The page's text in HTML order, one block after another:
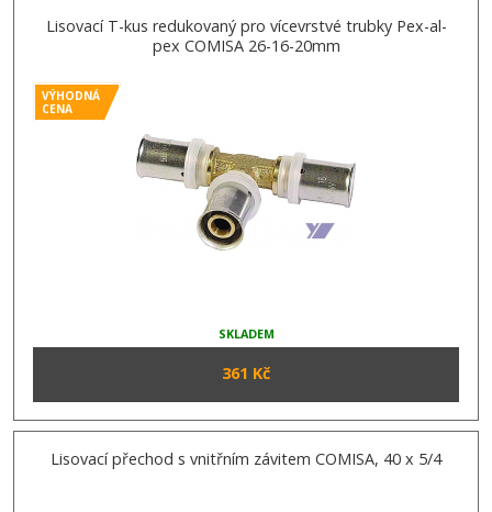
Lisovací T-kus redukovaný pro vícevrstvé trubky Pex-al-
pex COMISA 26-16-20mm
VÝHODNÁ
CENA
SKLADEM
361 Kč
Lisovací přechod s vnitřním závitem COMISA, 40 x 5/4